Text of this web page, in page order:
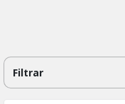
Filtrar